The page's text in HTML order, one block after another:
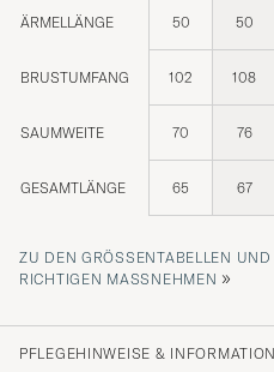
ÄRMELLÄNGE 50 50
BRUSTUMFANG 102 108
SAUMWEITE 70 76
GESAMTLÄNGE 65 67
ZU DEN GRÖSSENTABELLEN UND
ICHTIGEN MASSNEHMEN
»
PFLEGEHINWEISE &